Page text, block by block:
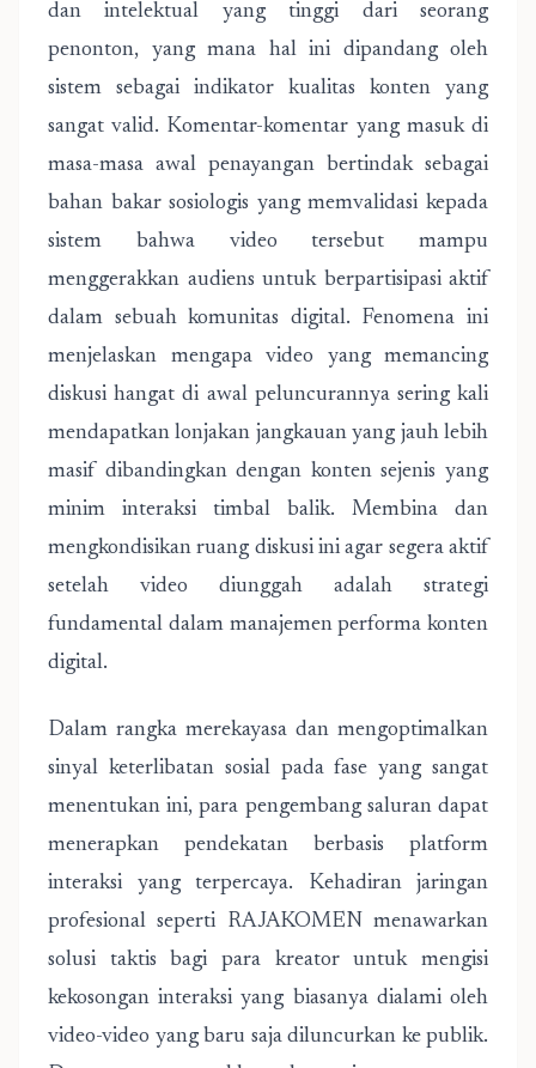
dan intelektual yang tinggi dari seorang
penonton, yang mana hal ini dipandang oleh
sistem sebagai indikator kualitas konten yang
sangat valid. Komentar-komentar yang masuk di
masa-masa awal penayangan bertindak sebagai
bahan bakar sosiologis yang memvalidasi kepada
sistem bahwa video tersebut mampu
menggerakkan audiens untuk berpartisipasi aktif
dalam sebuah komunitas digital. Fenomena ini
menjelaskan mengapa video yang memancing
diskusi hangat di awal peluncurannya sering kali
mendapatkan lonjakan jangkauan yang jauh lebih
masif dibandingkan dengan konten sejenis yang
minim interaksi timbal balik. Membina dan
mengkondisikan ruang diskusi ini agar segera aktif
setelah video diunggah adalah strategi
fundamental dalam manajemen performa konten
digital.
Dalam rangka merekayasa dan mengoptimalkan
sinyal keterlibatan sosial pada fase yang sangat
menentukan ini, para pengembang saluran dapat
menerapkan pendekatan berbasis platform
interaksi yang terpercaya. Kehadiran jaringan
profesional seperti RAJAKOMENmenawarkan
solusi taktis bagi para kreator untuk mengisi
kekosongan interaksi yang biasanya dialami oleh
video-video yang baru saja diluncurkan ke publik.